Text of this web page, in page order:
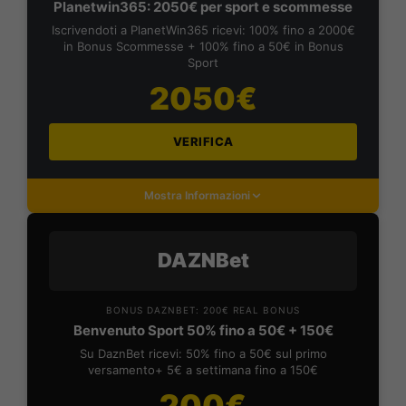
Planetwin365: 2050€ per sport e scommesse
Iscrivendoti a PlanetWin365 ricevi: 100% fino a 2000€
in Bonus Scommesse + 100% fino a 50€ in Bonus
Sport
2050€
VERIFICA
Mostra Informazioni
DAZNBet
BONUS DAZNBET: 200€ REAL BONUS
Benvenuto Sport 50% fino a 50€ + 150€
Su DaznBet ricevi: 50% fino a 50€ sul primo
versamento+ 5€ a settimana fino a 150€